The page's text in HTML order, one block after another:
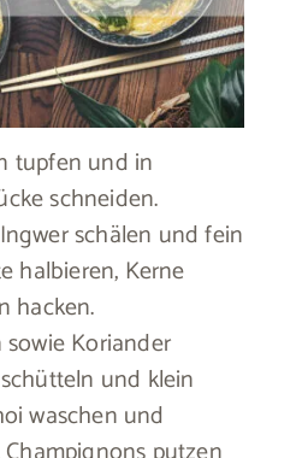
tupfen und in
schneiden.
schälen und fein
halbieren, Kerne
hacken.
Koriander
und klein
waschen und